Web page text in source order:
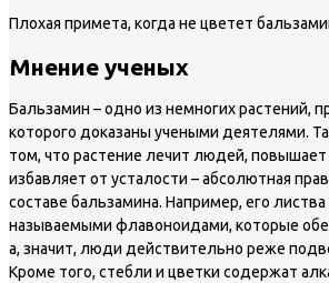
Плохая примета, когда не цветет
Мнение ученых
Бальзамин – одно из немногих растений,
которого доказаны учеными деятелями.
том, что растение лечит людей,
избавляет от усталости – абсолютная
составе бальзамина. Например, его
называемыми флавоноидами, которые
а, значит, люди действительно реже
Кроме того, стебли и цветки содержат